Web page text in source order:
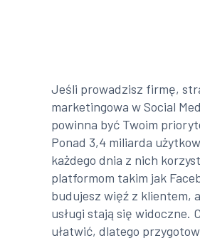
Jeśli prowadzisz firmę,
marketingowa w Social
powinna być Twoim
Ponad 3,4 miliarda
każdego dnia z nich
platformom takim jak
budujesz więź z klientem,
usługi stają się widoczne.
ułatwić, dlatego